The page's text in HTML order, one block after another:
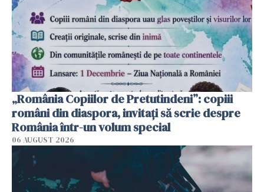
„România Copiilor de Pretutindeni”: copiii
români din diaspora, invitați să scrie despre
România într-un volum special
06 AUGUST 2026